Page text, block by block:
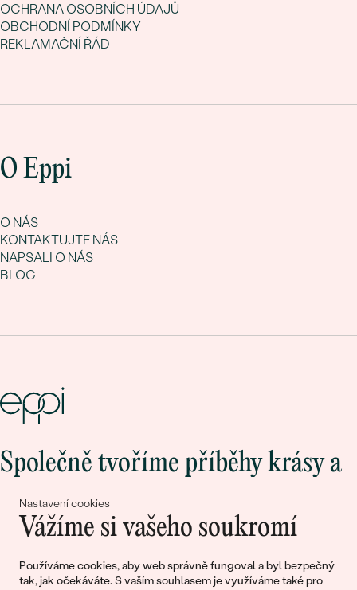
Nastavení cookies
Vážíme si vašeho soukromí
Používáme cookies, aby web správně fungoval a byl bezpečný
tak, jak očekáváte. S vaším souhlasem je využíváme také pro
OCHRANA OSOBNÍCH ÚDAJŮ
OBCHODNÍ PODMÍNKY
REKLAMAČNÍ ŘÁD
O Eppi
O NÁS
KONTAKTUJTE NÁS
NAPSALI O NÁS
BLOG
Společně tvoříme příběhy krásy a
Připojte se k nám!